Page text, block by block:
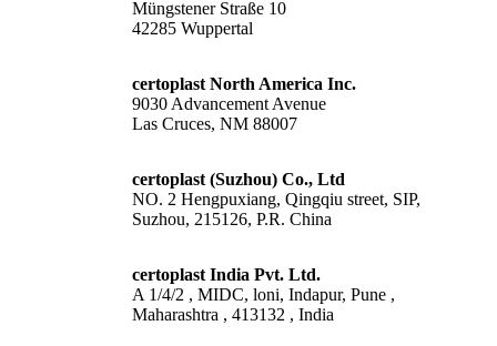
Müngstener Straße 10
42285 Wuppertal
certoplast North America Inc.
9030 Advancement Avenue
Las Cruces, NM 88007
certoplast (Suzhou) Co., Ltd
NO. 2 Hengpuxiang, Qingqiu street, SIP,
Suzhou, 215126, P.R. China
certoplast India Pvt. Ltd.
A 1/4/2 , MIDC, loni, Indapur, Pune ,
Maharashtra , 413132 , India